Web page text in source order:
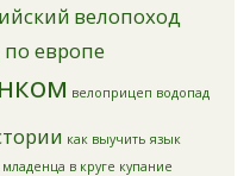
велопоход
европе
велоприцеп водопад
как выучить язык
в круге купание